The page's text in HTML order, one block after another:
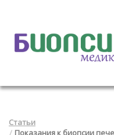
Статьи
Показания к биопсии